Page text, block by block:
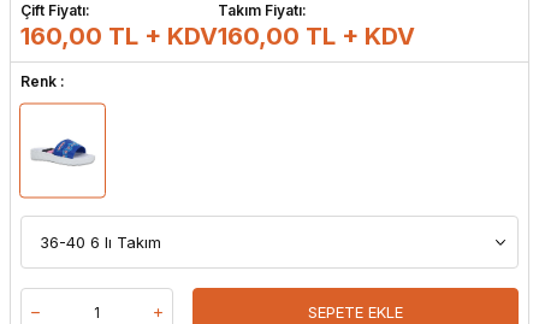
Çift Fiyatı:
160,00 TL + KDV
Takım Fiyatı:
160,00 TL + KDV
Renk :
SEPETE EKLE